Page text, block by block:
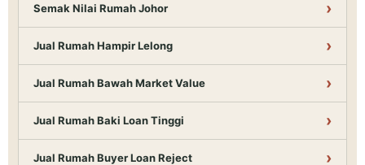
Semak Nilai Rumah Johor
Jual Rumah Hampir Lelong
Jual Rumah Bawah Market Value
Jual Rumah Baki Loan Tinggi
Jual Rumah Buyer Loan Reject